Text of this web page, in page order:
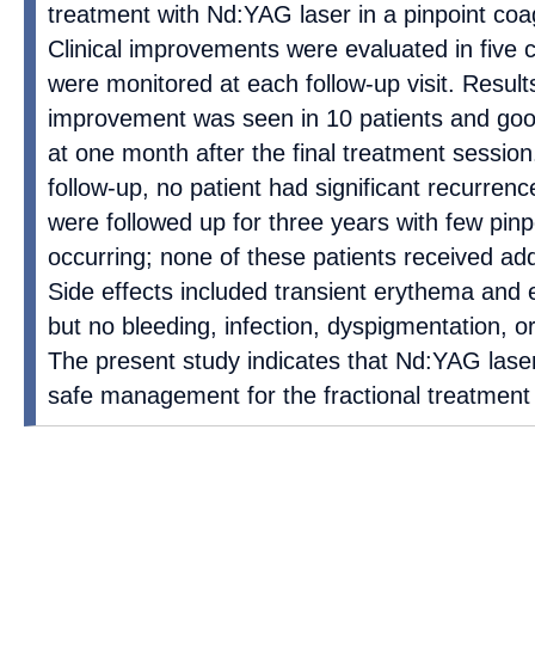
treatment with Nd:YAG laser in a pinpoint
Clinical improvements were evaluated in five
were monitored at each follow-up visit.
improvement was seen in 10 patients and
at one month after the final treatment
follow-up, no patient had significant
were followed up for three years with few
occurring; none of these patients received
Side effects included transient erythema and
but no bleeding, infection, dyspigmentation,
The present study indicates that Nd:YAG
safe management for the fractional treatment